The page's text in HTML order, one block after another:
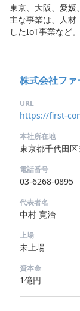
東京、大阪、愛媛
主な事業は、人材
したIoT事業など。
株式会社ファ
URL
https://first-
本社所在地
東京都千代田
電話番号
03-6268-0895
代表者名
中村 寛治
上場
未上場
資本金
1億円